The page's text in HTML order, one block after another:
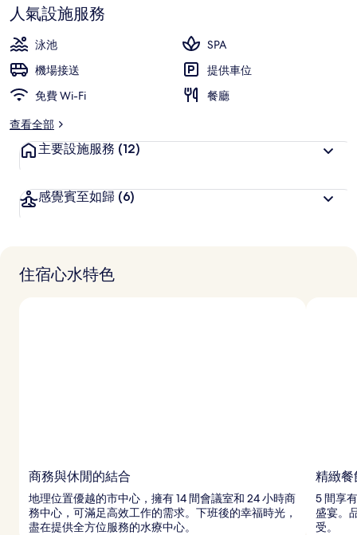
為
10
分)，
深
受
旅
喜
愛
人氣設施服務
泳池
SPA
機場接送
提供車位
免費 Wi-Fi
餐廳
查看全部
主要設施服務 (12)
感覺賓至如歸 (6)
住宿心水特色
商務與休閒的結合
地理位置優越的市中心，擁有 14 間會議室和 24 小時商
務中心，可滿足高效工作的需求。下班後的幸福時光，
盡在提供全方位服務的水療中心。
精緻餐
5 間享
盛宴。
受。